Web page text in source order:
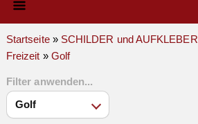
Qualität & Technik
VERKEHRSZEICHEN
Startseite» SCHILDER und AUFKLEBER
Freizeit » Golf
Filter anwenden...